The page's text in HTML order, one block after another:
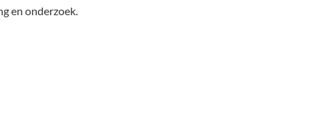
en onderzoek.